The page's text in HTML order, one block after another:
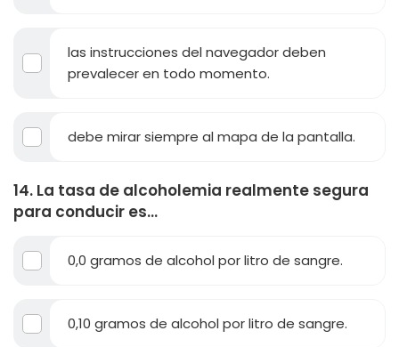
las instrucciones del navegador deben
prevalecer en todo momento.
debe mirar siempre al mapa de la pantalla.
14. La tasa de alcoholemia realmente segura
para conducir es...
0,0 gramos de alcohol por litro de sangre.
0,10 gramos de alcohol por litro de sangre.